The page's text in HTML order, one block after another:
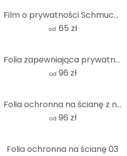
Film o prywatności Schmuckera - Tango
od 65 zł
Folia zapewniająca prywatność Mosaic 02
od 96 zł
Folia ochronna na ścianę z niemiecką flagą
od 96 zł
Folia ochronna na ścianę 03